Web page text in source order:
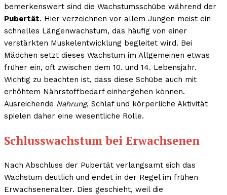
bemerkenswert sind die Wachstumsschübe während der
Pubertät. Hier verzeichnen vor allem Jungen meist ein
schnelles Längenwachstum, das häufig von einer
verstärkten Muskelentwicklung begleitet wird. Bei
Mädchen setzt dieses Wachstum im Allgemeinen etwas
früher ein, oft zwischen dem 10. und 14. Lebensjahr.
Wichtig zu beachten ist, dass diese Schübe auch mit
erhöhtem Nährstoffbedarf einhergehen können.
Ausreichende Nahrung, Schlaf und körperliche Aktivität
spielen daher eine wesentliche Rolle.
Schlusswachstum bei Erwachsenen
Nach Abschluss der Pubertät verlangsamt sich das
Wachstum deutlich und endet in der Regel im frühen
Erwachsenenalter. Dies geschieht, weil die